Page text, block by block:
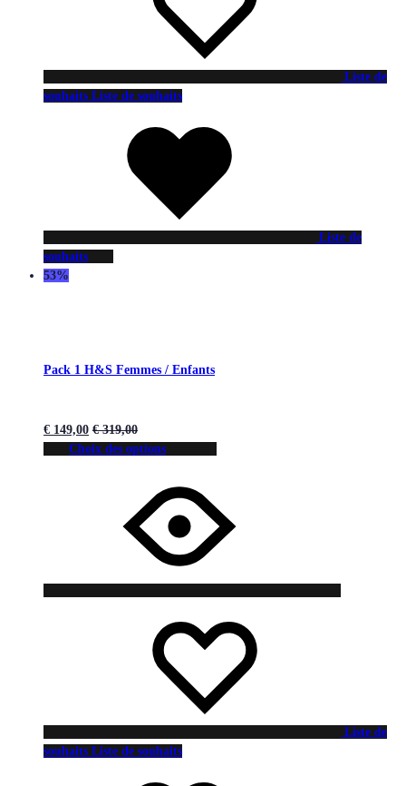
Liste de
souhaits Liste de souhaits
Liste de
souhaits
53%
Pack 1 H&S Femmes / Enfants
€ 149,00 €319,00
Choix des options
Liste de
souhaits Liste de souhaits